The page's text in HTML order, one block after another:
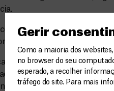
Gerir
Como a maioria dos
no browser do seu
esperado, a recolher
tráfego do site. Para mais
manter o
nos ajudam.
ONGs que continuou
que essa
da situação de